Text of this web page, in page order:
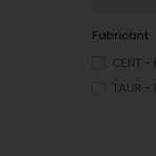
Fabricant
CENT -
TAUR -